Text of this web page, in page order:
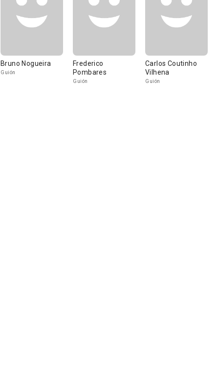
Bruno Nogueira
Guión
Frederico
Pombares
Guión
Carlos Coutinho
Vilhena
Guión